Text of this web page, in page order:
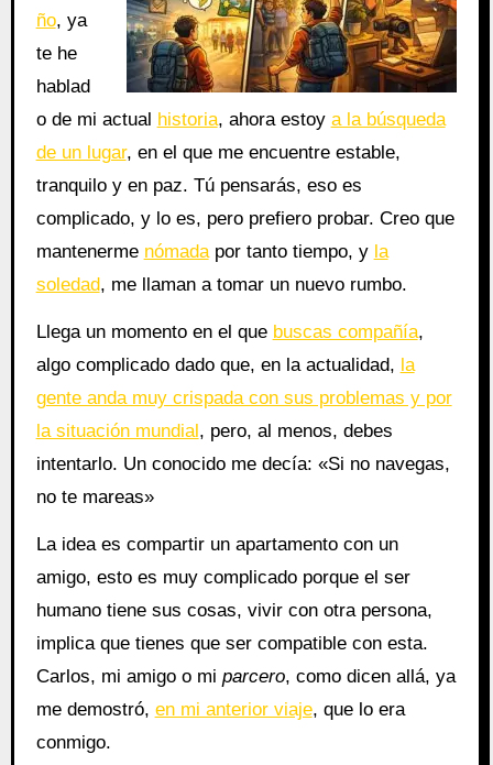
ño, ya
te he
hablad
o de mi actual historia, ahora estoy a la búsqueda
de un lugar, en el que me encuentre estable,
tranquilo y en paz. Tú pensarás, eso es
complicado, y lo es, pero prefiero probar. Creo que
mantenerme nómadapor tanto tiempo, y la
soledad, me llaman a tomar un nuevo rumbo.
Llega un momento en el que buscas compañía,
algo complicado dado que, en la actualidad, la
gente anda muy crispada con sus problemas y por
la situación mundial, pero, al menos, debes
intentarlo. Un conocido me decía: «Si no navegas,
no te mareas»
La idea es compartir un apartamento con un
amigo, esto es muy complicado porque el ser
humano tiene sus cosas, vivir con otra persona,
implica que tienes que ser compatible con esta.
Carlos, mi amigo o mi parcero, como dicen allá, ya
me demostró, en mi anterior viaje, que lo era
conmigo.